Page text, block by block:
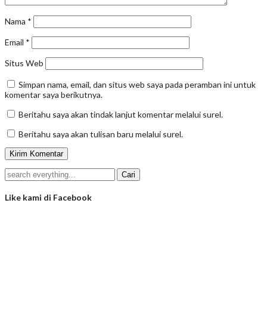
Nama *
Email *
Situs Web
Simpan nama, email, dan situs web saya pada peramban ini untuk
komentar saya berikutnya.
Beritahu saya akan tindak lanjut komentar melalui surel.
Beritahu saya akan tulisan baru melalui surel.
Like kami di Facebook